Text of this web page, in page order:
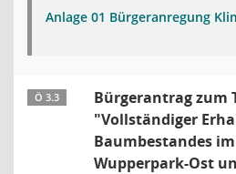
Anlage 01 Bürgeranregung
Ö 3.3
Bürgerantrag zum
"Vollständiger
Baumbestandes
Wupperpark-Ost